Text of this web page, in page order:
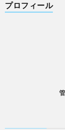
プロフィール